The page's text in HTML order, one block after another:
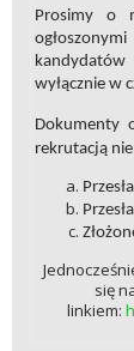
Prosimy o
wyłącznie w
Dokumenty
rekrutacją
się
linkiem: